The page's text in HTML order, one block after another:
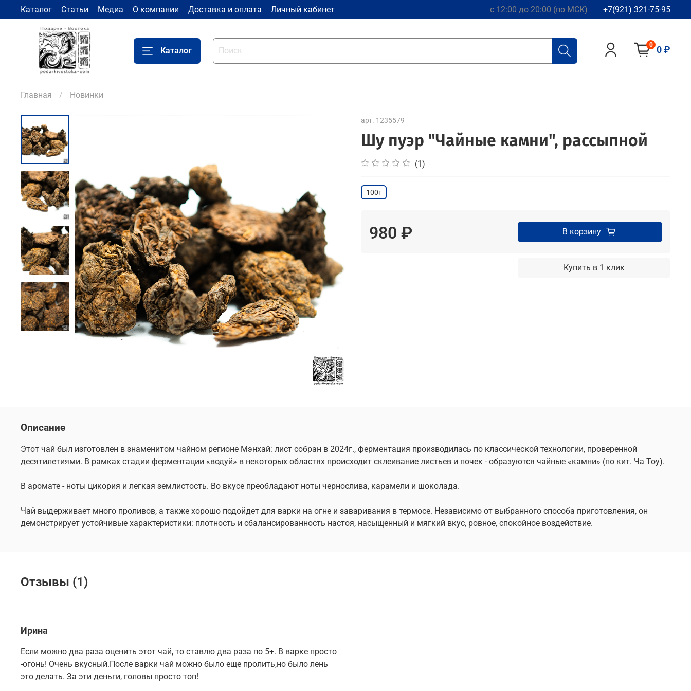
Каталог Статьи Медиа О компании Доставка и оплата Личный кабинет с 12:00 до 20:00 (по МСК) +7(921) 321-75-95
Каталог
0 0 ₽
Главная Новинки
арт. 1235579
Шу пуэр "Чайные камни", рассыпной
(1)
100г
980 ₽ В корзину
Купить в 1 клик
Описание
Этот чай был изготовлен в знаменитом чайном регионе Мэнхай: лист собран в 2024г., ферментация производилась по классической технологии, проверенной
десятилетиями. В рамках стадии ферментации «водуй» в некоторых областях происходит склеивание листьев и почек - образуются чайные «камни» (по кит. Ча Тоу).
В аромате - ноты цикория и легкая землистость. Во вкусе преобладают ноты чернослива, карамели и шоколада.
Чай выдерживает много проливов, а также хорошо подойдет для варки на огне и заваривания в термосе. Независимо от выбранного способа приготовления, он
демонстрирует устойчивые характеристики: плотность и сбалансированность настоя, насыщенный и мягкий вкус, ровное, спокойное воздействие.
Отзывы (1)
Ирина
Если можно два раза оценить этот чай, то ставлю два раза по 5+. В варке просто
-огонь! Очень вкусный.После варки чай можно было еще пролить,но было лень
это делать. За эти деньги, головы просто топ!